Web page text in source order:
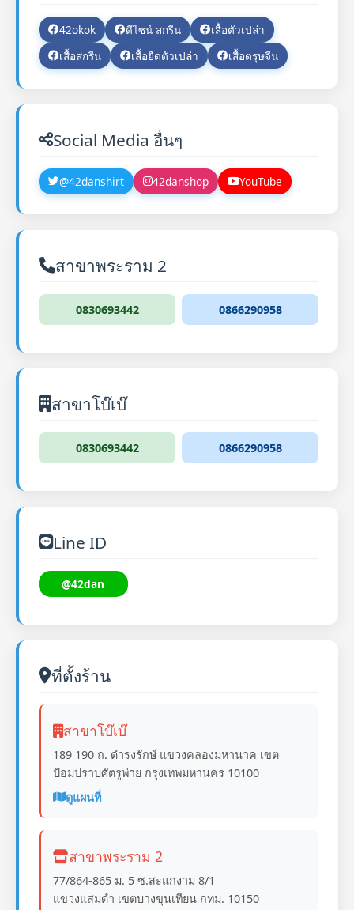
42okok ดีไซน์ สกรีน
เสื้อตัวเปล่า
เสื้อสกรีน
เสื้อยืดตัวเปล่า เสื้อตรุษจีน
Social Media อื่นๆ
@42danshirt 42danshop YouTube
สาขาพระราม 2
0830693442 0866290958
สาขาโบ๊เบ๊
0830693442 0866290958
Line ID
@42dan
ที่ตั้งร้าน
สาขาโบ๊เบ๊
189 190 ถ. ดำรงรักษ์ แขวงคลองมหานาค เขต
ป้อมปราบศัตรูพ่าย กรุงเทพมหานคร 10100
ดูแผนที่
สาขาพระราม 2
77/864-865 ม. 5 ซ.สะแกงาม 8/1
แขวงแสมดำ เขตบางขุนเทียน กทม. 10150